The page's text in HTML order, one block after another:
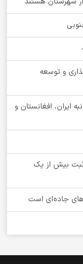
و توسعه
ایران، افغانستان و
ثبت بیش از یک
جاده‌ای است